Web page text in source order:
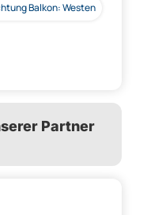
Balkon: Westen
Partner